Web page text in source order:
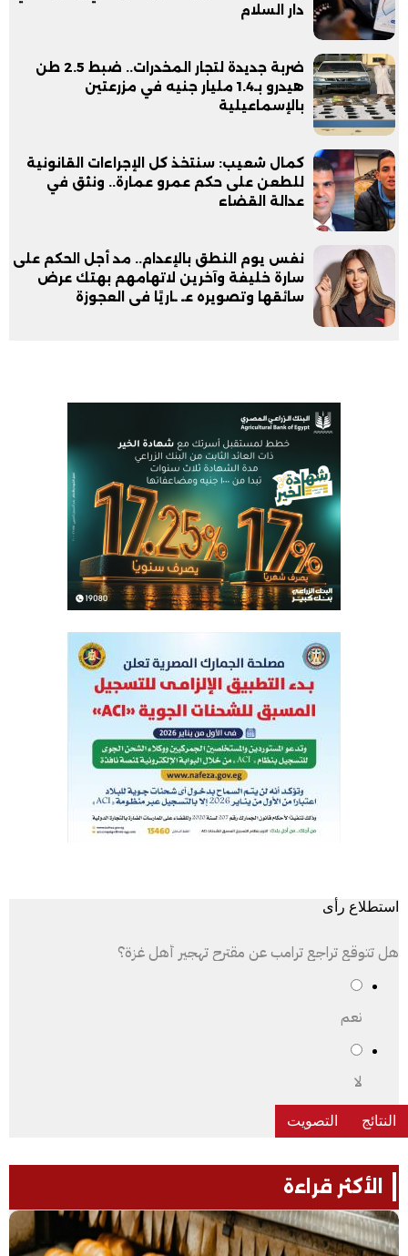
دار السلام
ضربة جديدة لتجار المخدرات.. ضبط 2.5 طن
هيدرو بـ1.4 مليار جنيه في مزرعتين
بالإسماعيلية
كمال شعيب: سنتخذ كل الإجراءات القانونية
للطعن على حكم عمرو عمارة.. ونثق في
عدالة القضاء
نفس يوم النطق بالإعدام.. مد أجل الحكم على
سارة خليفة وآخرين لاتهامهم بهتك عرض
سائقها وتصويره عـ ـاريًا فى العجوزة
استطلاع رأى
هل تتوقع تراجع ترامب عن مقترح تهجير أهل غزة؟
نعم
لا
الأكثر قراءة